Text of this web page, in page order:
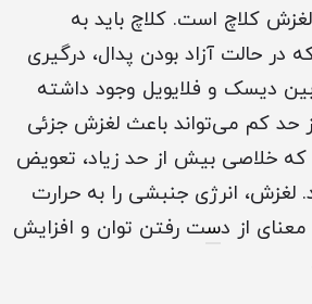
کلاچ است. کلاچ باید به
در حالت آزاد بودن پدال، درگیری
دیسک و فلایویل وجود داشته
حد کم می‌تواند باعث لغزش جزئی
که خلاصی بیش از حد زیاد، تعویض
لغزش، انرژی جنبشی را به حرارت
از دست رفتن توان و افزایش